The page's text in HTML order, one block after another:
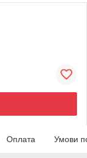
Оплата Умови